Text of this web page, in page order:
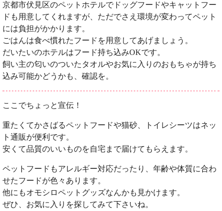
京都市伏見区のペットホテルでドッグフードやキャットフー
ドも用意してくれますが、ただでさえ環境が変わってペット
には負担がかかります。
ごはんは食べ慣れたフードを用意してあげましょう。
だいたいのホテルはフード持ち込みOKです。
飼い主の匂いのついたタオルやお気に入りのおもちゃが持ち
込み可能かどうかも、確認を。
ここでちょっと宣伝！
重たくてかさばるペットフードや猫砂、トイレシーツはネッ
ト通販が便利です。
安くて品質のいいものを自宅まで届けてもらえます。
ペットフードもアレルギー対応だったり、年齢や体質に合わ
せたフードが色々あります。
他にもオモシロペットグッズなんかも見かけます。
ぜひ、お気に入りを探してみて下さいね。